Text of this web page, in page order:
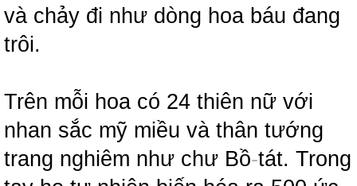
và chảy đi như dòng hoa báu đang
trôi.
Trên mỗi hoa có 24 thiên nữ với
nhan sắc mỹ miều và thân tướng
trang nghiêm như chư Bồ-tát. Trong